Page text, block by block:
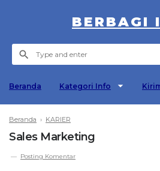
BERBAGI
Beranda Kategori Info
Beranda › KARIER
Sales Marketing
Posting Komentar